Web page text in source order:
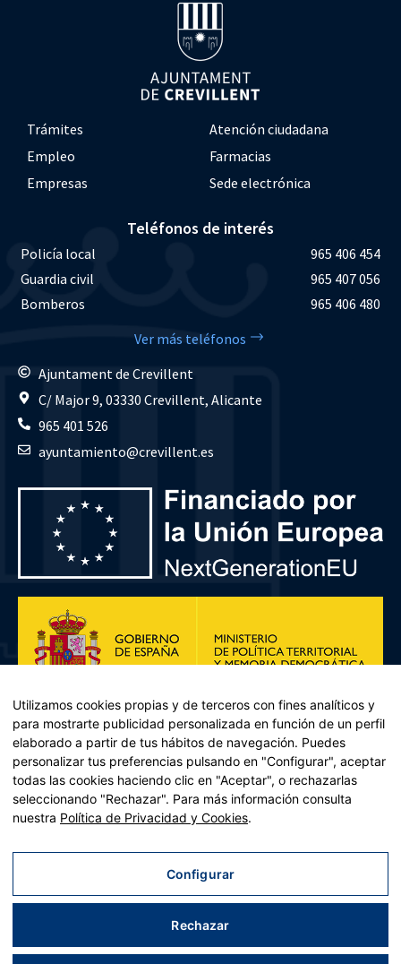
Trámites
Atención ciudadana
Empleo
Farmacias
Empresas
Sede electrónica
Teléfonos de interés
Policía local
965 406 454
Guardia civil
965 407 056
Bomberos
965 406 480
Ver más teléfonos
Ajuntament de Crevillent
C/ Major 9, 03330 Crevillent, Alicante
965 401 526
ayuntamiento@crevillent.es
Plan de Recuperación, Transformación y Resiliencia – Financiado por
Recuperación y resiliencia, establecido por el Reglamento (UE)
2021/241 del Parlamento Europeo y del Consejo, de 12 de febrero
Aviso legal|Política de privacidad|Política de cookies|Accesibilidad|Mapa web
Utilizamos cookies propias y de terceros con fines analíticos y
para mostrarte publicidad personalizada en función de un perfil
elaborado a partir de tus hábitos de navegación. Puedes
personalizar tus preferencias pulsando en "Configurar", aceptar
todas las cookies haciendo clic en "Aceptar", o rechazarlas
seleccionando "Rechazar". Para más información consulta
nuestra Política de Privacidad y Cookies.
Configurar
Rechazar